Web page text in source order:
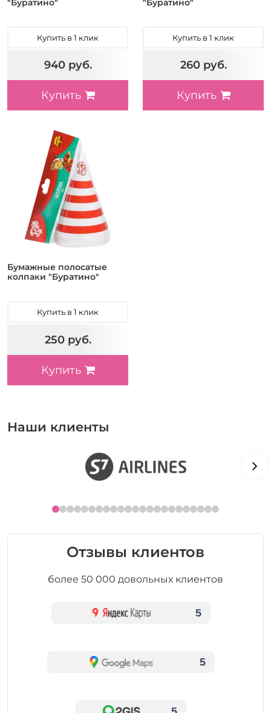
Купить в 1 клик
940 руб.
Купить
Купить в 1 клик
260 руб.
Купить
Бумажные полосатые
колпаки "Буратино"
Купить в 1 клик
250 руб.
Купить
Наши клиенты
Отзывы клиентов
более 50 000 довольных клиентов
5
5